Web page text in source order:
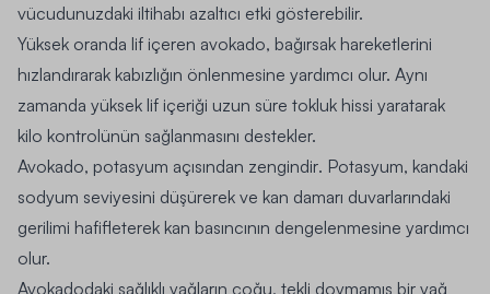
vücudunuzdaki iltihabı azaltıcı etki gösterebilir.
Yüksek oranda lif içeren avokado, bağırsak hareketlerini
hızlandırarak kabızlığın önlenmesine yardımcı olur. Aynı
zamanda yüksek lif içeriği uzun süre tokluk hissi yaratarak
kilo kontrolünün sağlanmasını destekler.
Avokado, potasyum açısından zengindir. Potasyum, kandaki
sodyum seviyesini düşürerek ve kan damarı duvarlarındaki
gerilimi hafifleterek kan basıncının dengelenmesine yardımcı
olur.
Avokadodaki sağlıklı yağların çoğu, tekli doymamış bir yağ